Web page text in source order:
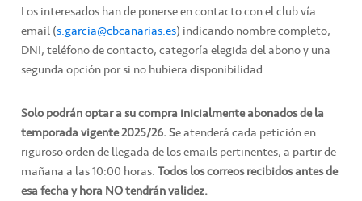
Los interesados han de ponerse en contacto con el club vía
email (s.garcia@cbcanarias.es) indicando nombre completo,
DNI, teléfono de contacto, categoría elegida del abono y una
segunda opción por si no hubiera disponibilidad.
Solo podrán optar a su compra inicialmente abonados de la
temporada vigente 2025/26. Se atenderá cada petición en
riguroso orden de llegada de los emails pertinentes, a partir de
mañana a las 10:00 horas.Todos los correos recibidos antes de
esa fecha y hora NO tendrán validez.